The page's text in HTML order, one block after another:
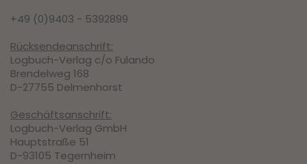
+49 (0)9403 - 5392899
Rücksendeanschrift:
Logbuch-Verlag c/o Fulando
Brendelweg 168
D-27755 Delmenhorst
Geschäftsanschrift:
Logbuch-Verlag GmbH
Hauptstraße 51
D-93105 Tegernheim